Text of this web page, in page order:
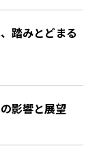
踏みとどまる
影響と展望